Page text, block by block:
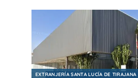
EXTRANJERÍA SANTA LUCÍA DE TIRAJANA